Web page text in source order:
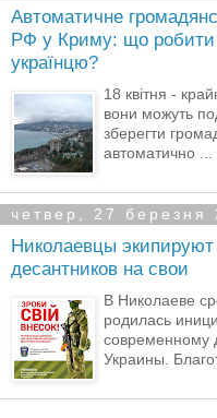
Автоматичне
РФ у Криму: що робити
українцю?
18 квітня -
вони можуть
зберегти
автоматично ...
четвер, 27 березня
Николаевцы экипируют
десантников на свои
В Николаеве
родилась
современному
Украины.